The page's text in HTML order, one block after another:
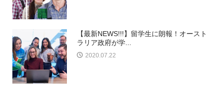
【最新NEWS!!!】留学生に朗報！オースト
ラリア政府が学...
2020.07.22